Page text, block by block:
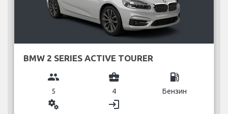
BMW 2 SERIES ACTIVE TOURER
group
5
business_center
4
local_gas_station
Бензин
miscellaneous_services login